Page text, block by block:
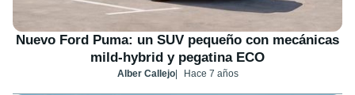
Nuevo Ford Puma: un SUV pequeño con mecánicas
mild-hybrid y pegatina ECO
Alber Callejo Hace 7 años